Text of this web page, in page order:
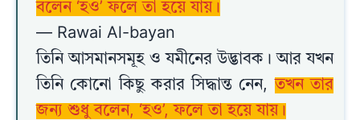
বলেন ‘হও’ ফলে তা হয়ে যায়।
— Rawai Al-bayan
তিনি আসমানসমূহ ও যমীনের উদ্ভাবক। আর যখন
তিনি কোনো কিছু করার সিদ্ধান্ত নেন,তখন তার
জন্য শুধু বলেন, ‘হও’, ফলে তা হয়ে যায়।